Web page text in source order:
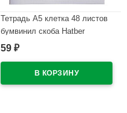
Тетрадь А5 клетка 48 листов
бумвинил скоба Hatber
Металлик Белая арт
59 ₽